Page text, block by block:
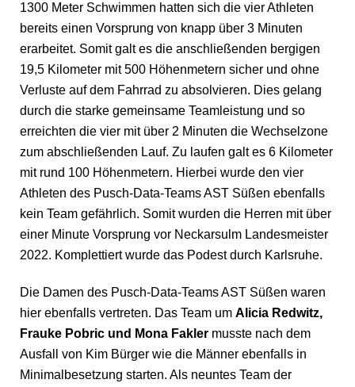
1300 Meter Schwimmen hatten sich die vier Athleten
bereits einen Vorsprung von knapp über 3 Minuten
erarbeitet. Somit galt es die anschließenden bergigen
19,5 Kilometer mit 500 Höhenmetern sicher und ohne
Verluste auf dem Fahrrad zu absolvieren. Dies gelang
durch die starke gemeinsame Teamleistung und so
erreichten die vier mit über 2 Minuten die Wechselzone
zum abschließenden Lauf. Zu laufen galt es 6 Kilometer
mit rund 100 Höhenmetern. Hierbei wurde den vier
Athleten des Pusch-Data-Teams AST Süßen ebenfalls
kein Team gefährlich. Somit wurden die Herren mit über
einer Minute Vorsprung vor Neckarsulm Landesmeister
2022. Komplettiert wurde das Podest durch Karlsruhe.
Die Damen des Pusch-Data-Teams AST Süßen waren
hier ebenfalls vertreten. Das Team um Alicia Redwitz,
Frauke Pobric und Mona Fakler musste nach dem
Ausfall von Kim Bürger wie die Männer ebenfalls in
Minimalbesetzung starten. Als neuntes Team der